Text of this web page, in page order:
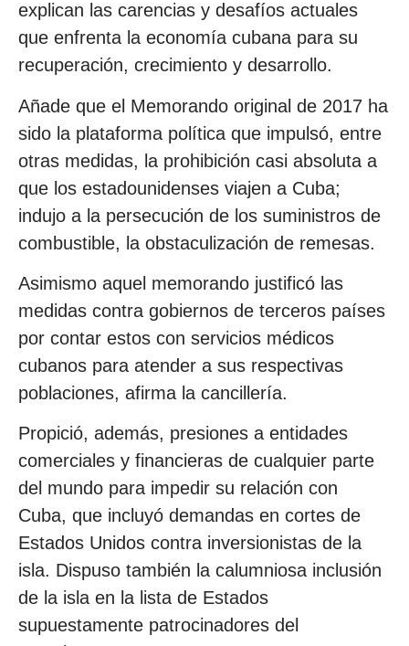
explican las carencias y desafíos actuales
que enfrenta la economía cubana para su
recuperación, crecimiento y desarrollo.
Añade que el Memorando original de 2017 ha
sido la plataforma política que impulsó, entre
otras medidas, la prohibición casi absoluta a
que los estadounidenses viajen a Cuba;
indujo a la persecución de los suministros de
combustible, la obstaculización de remesas.
Asimismo aquel memorando justificó las
medidas contra gobiernos de terceros países
por contar estos con servicios médicos
cubanos para atender a sus respectivas
poblaciones, afirma la cancillería.
Propició, además, presiones a entidades
comerciales y financieras de cualquier parte
del mundo para impedir su relación con
Cuba, que incluyó demandas en cortes de
Estados Unidos contra inversionistas de la
isla. Dispuso también la calumniosa inclusión
de la isla en la lista de Estados
supuestamente patrocinadores del